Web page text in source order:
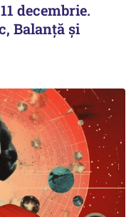
decembrie.
Balanță și